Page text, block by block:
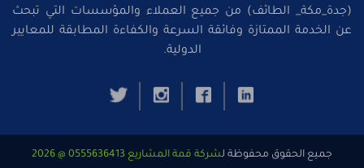
(جدة_مكة_ الطائف) من جميع العملاء والمؤسسات التي تبحث
عن الخدمة الممتازة وفائقة السرعة والكفاءة المطابقة للمعايير
الدولية.
جميع الحقوق محفوظة لشركة قمة المشاريع 0555636413 @ 2026